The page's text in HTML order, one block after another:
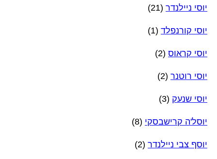
יוסי ניילנדר (21)
יוסי קורנפלד (1)
יוסי קראוס (2)
יוסי רוטנר (2)
יוסי שנעק (3)
יוסל'ה קרישבסקי (8)
יוסף צבי ניילנדר (2)